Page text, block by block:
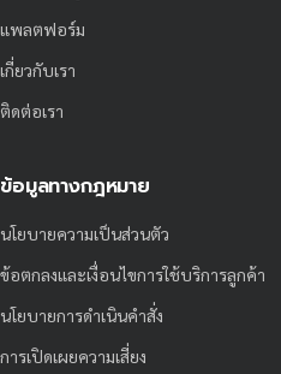
แพลตฟอร์ม
เกี่ยวกับเรา
ติดต่อเรา
ข้อมูลทางกฎหมาย
นโยบายความเป็นส่วนตัว
ข้อตกลงและเงื่อนไขการใช้บริการลูกค้า
นโยบายการดำเนินคำสั่ง
การเปิดเผยความเสี่ยง